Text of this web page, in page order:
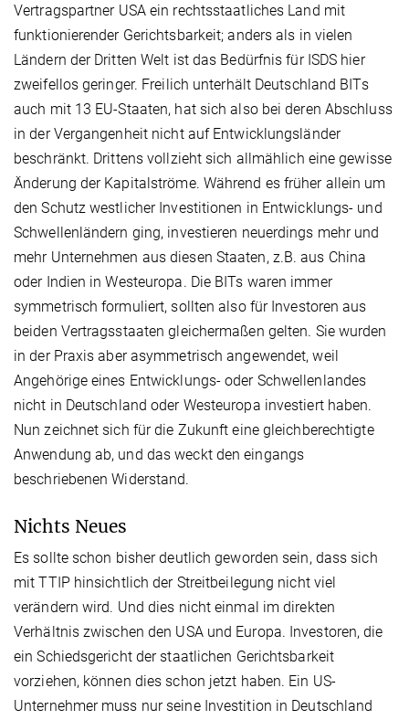
Vertragspartner USA ein rechtsstaatliches Land mit
funktionierender Gerichtsbarkeit; anders als in vielen
Ländern der Dritten Welt ist das Bedürfnis für ISDS hier
zweifellos geringer. Freilich unterhält Deutschland BITs
auch mit 13 EU-Staaten, hat sich also bei deren Abschluss
in der Vergangenheit nicht auf Entwicklungsländer
beschränkt. Drittens vollzieht sich allmählich eine gewisse
Änderung der Kapitalströme. Während es früher allein um
den Schutz westlicher Investitionen in Entwicklungs- und
Schwellenländern ging, investieren neuerdings mehr und
mehr Unternehmen aus diesen Staaten, z.B. aus China
oder Indien in Westeuropa. Die BITs waren immer
symmetrisch formuliert, sollten also für Investoren aus
beiden Vertragsstaaten gleichermaßen gelten. Sie wurden
in der Praxis aber asymmetrisch angewendet, weil
Angehörige eines Entwicklungs- oder Schwellenlandes
nicht in Deutschland oder Westeuropa investiert haben.
Nun zeichnet sich für die Zukunft eine gleichberechtigte
Anwendung ab, und das weckt den eingangs
beschriebenen Widerstand.
Nichts Neues
Es sollte schon bisher deutlich geworden sein, dass sich
mit TTIP hinsichtlich der Streitbeilegung nicht viel
verändern wird. Und dies nicht einmal im direkten
Verhältnis zwischen den USA und Europa. Investoren, die
ein Schiedsgericht der staatlichen Gerichtsbarkeit
vorziehen, können dies schon jetzt haben. Ein US-
Unternehmer muss nur seine Investition in Deutschland